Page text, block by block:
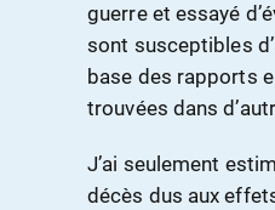
guerre et essayé
sont susceptibles
base des rapports
trouvées dans
J’ai seulement
décès dus aux